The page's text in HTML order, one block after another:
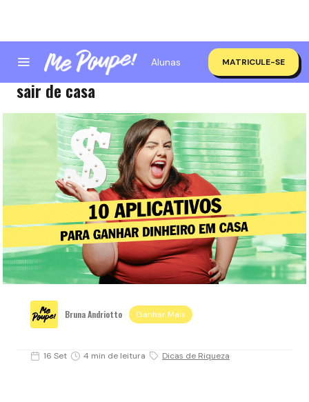
Alunas MATRICULE-SE
10 aplicativos para ganhar dinheiro sem
sair de casa
Bruna Andriotto Ganhar Mais
16 Set 4 min de leitura Dicas de Riqueza